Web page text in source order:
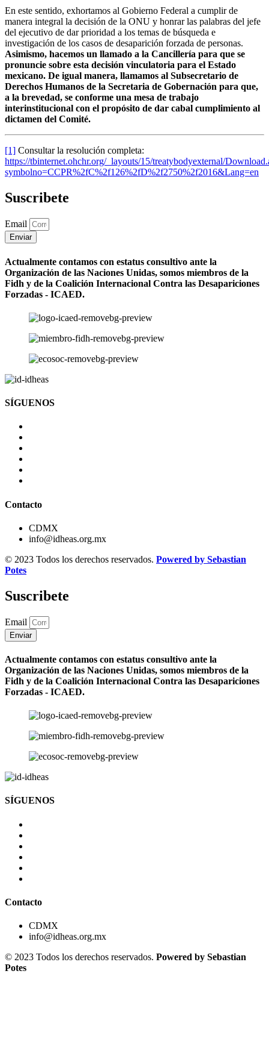
En este sentido, exhortamos al Gobierno Federal a cumplir de
manera integral la decisión de la ONU y honrar las palabras del jefe
del ejecutivo de dar prioridad a los temas de búsqueda e
investigación de los casos de desaparición forzada de personas.
Asimismo, hacemos un llamado a la Cancillería para que se
pronuncie sobre esta decisión vinculatoria para el Estado
mexicano. De igual manera, llamamos al Subsecretario de
Derechos Humanos de la Secretaria de Gobernación para que,
a la brevedad, se conforme una mesa de trabajo
interinstitucional con el propósito de dar cabal cumplimiento al
dictamen del Comité.
[1] Consultar la resolución completa:
https://tbinternet.ohchr.org/_layouts/15/treatybodyexternal/
symbolno=CCPR%2fC%2f126%2fD%2f2750%2f2016&Lang=en
Suscribete
Email
Enviar
Actualmente contamos con estatus consultivo ante la
Organización de las Naciones Unidas, somos miembros de la
Fidh y de la Coalición Internacional Contra las Desapariciones
Forzadas - ICAED.
SÍGUENOS
Contacto
CDMX
info@idheas.org.mx
© 2023 Todos los derechos reservados. Powered by Sebastian
Potes
Suscribete
Email
Enviar
Actualmente contamos con estatus consultivo ante la
Organización de las Naciones Unidas, somos miembros de la
Fidh y de la Coalición Internacional Contra las Desapariciones
Forzadas - ICAED.
SÍGUENOS
Contacto
CDMX
info@idheas.org.mx
© 2023 Todos los derechos reservados. Powered by Sebastian
Potes